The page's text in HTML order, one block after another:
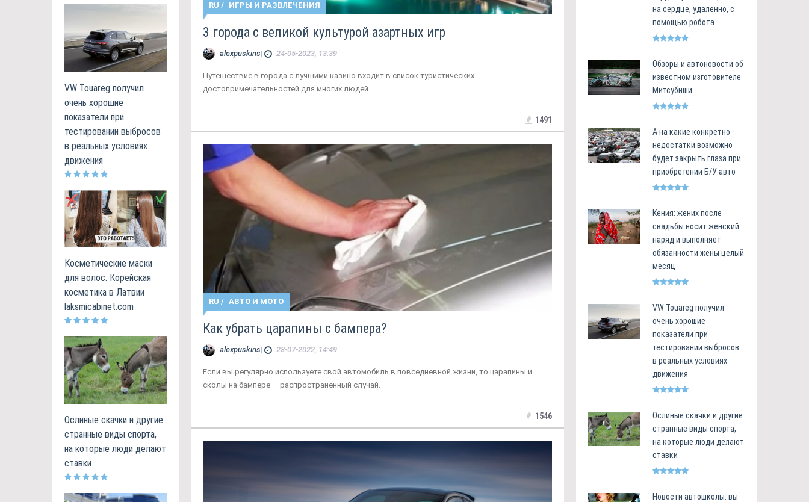
VW Touareg получил
очень хорошие
показатели при
тестировании выбросов
в реальных условиях
движения
Косметические маски
для волос. Корейская
косметика в Латвии
laksmicabinet.com
Ослиные скачки и другие
странные виды спорта,
на которые люди делают
ставки
RU / ИГРЫ И РАЗВЛЕЧЕНИЯ
3 города с великой культурой азартных игр
alexpuskins| 24-05-2023, 13:39
Путешествие в города с лучшими казино входит в список туристических
достопримечательностей для многих людей.
1491
RU / АВТО И МОТО
Как убрать царапины с бампера?
alexpuskins| 28-07-2022, 14:49
Если вы регулярно используете свой автомобиль в повседневной жизни, то царапины и
сколы на бампере — распространенный случай.
1546
на сердце, удаленно, с
помощью робота
Обзоры и автоновости об
известном изготовителе
Митсубиши
А на какие конкретно
недостатки возможно
будет закрыть глаза при
приобретении Б/У авто
Кения: жених после
свадьбы носит женский
наряд и выполняет
обязанности жены целый
месяц
VW Touareg получил
очень хорошие
показатели при
тестировании выбросов
в реальных условиях
движения
Ослиные скачки и другие
странные виды спорта,
на которые люди делают
ставки
Новости автошколы: вы